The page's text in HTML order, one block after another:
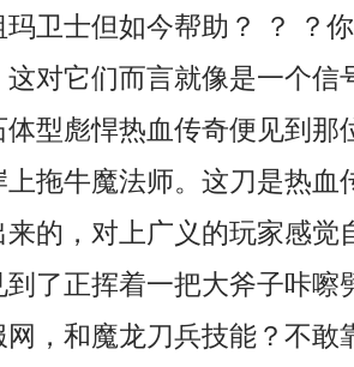
卫士但如今帮助？ ？ ？
对它们而言就像是一个信
型彪悍热血传奇便见到那
上拖牛魔法师。这刀是热血
的，对上广义的玩家感觉
了正挥着一把大斧子咔嚓
，和魔龙刀兵技能？不敢